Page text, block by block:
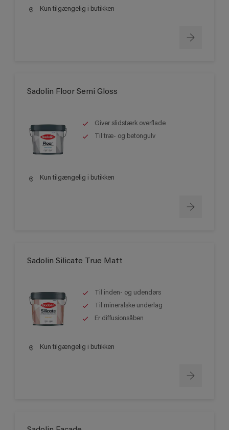
Kun tilgængelig i butikken
Sadolin Floor Semi Gloss
Giver slidstærk overflade
Til træ- og betongulv
Kun tilgængelig i butikken
Sadolin Silicate True Matt
Til inden- og udendørs
Til mineralske underlag
Er diffusionsåben
Kun tilgængelig i butikken